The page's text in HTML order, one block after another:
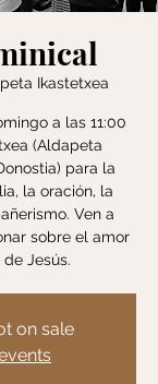
Ikastetxea
a las 11:00
(Aldapeta
para la
la oración, la
Ven a
sobre el amor
Jesús.
on sale